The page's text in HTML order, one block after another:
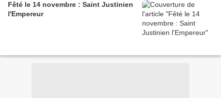
Fêté le 14 novembre : Saint Justinien
l'Empereur